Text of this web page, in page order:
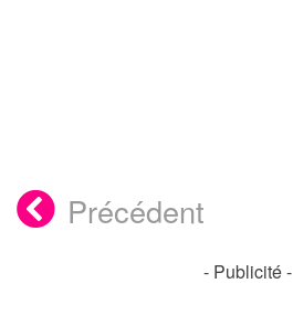
Précédent
- Publicité -